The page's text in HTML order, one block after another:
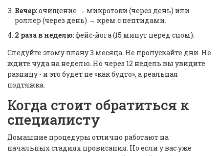
Вечер:очищение → микротоки (через день) или
роллер (через день) → крем с пептидами.
2 раза в неделю:фейс-йога (15 минут перед сном).
Следуйте этому плану 3 месяца. Не пропускайте дни. Не
ждите чуда на неделю. Но через 12 недель вы увидите
разницу - и это будет не «как будто», а реальная
подтяжка.
Когда стоит обратиться к
специалисту
Домашние процедуры отлично работают на
начальных стадиях провисания. Но если у вас уже